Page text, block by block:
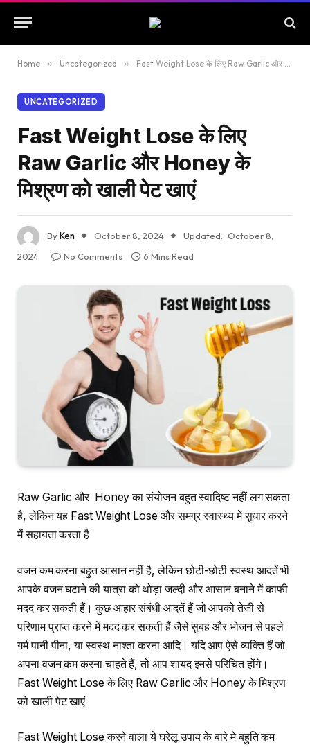
Home » Uncategorized » Fast Weight Lose के लिए Raw Garlic और Honey के मिश्रण को खाली पेट खाएं
UNCATEGORIZED
Fast Weight Lose के लिए
Raw Garlic और Honey के
मिश्रण को खाली पेट खाएं
ByKen October 8, 2024 Updated: October 8,
2024
No Comments 6 Mins Read
Raw Garlic और Honey का संयोजन बहुत स्वादिष्ट नहीं लग सकता
है, लेकिन यह Fast Weight Lose और समग्र स्वास्थ्य में सुधार करने
में सहायता करता है
वजन कम करना बहुत आसान नहीं है, लेकिन छोटी-छोटी स्वस्थ आदतें भी
आपके वजन घटाने की यात्रा को थोड़ा जल्दी और आसान बनाने में काफी
मदद कर सकती हैं। कुछ आहार संबंधी आदतें हैं जो आपको तेजी से
परिणाम प्राप्त करने में मदद कर सकती हैं जैसे सुबह और भोजन से पहले
गर्म पानी पीना, या स्वस्थ नाश्ता करना आदि। यदि आप ऐसे व्यक्ति हैं जो
अपना वजन कम करना चाहते हैं, तो आप शायद इनसे परिचित होंगे।
Fast Weight Lose के लिए Raw Garlic और Honey के मिश्रण
को खाली पेट खाएं
Fast Weight Lose करने वाला ये घरेलू उपाय के बारे मे बहुति कम